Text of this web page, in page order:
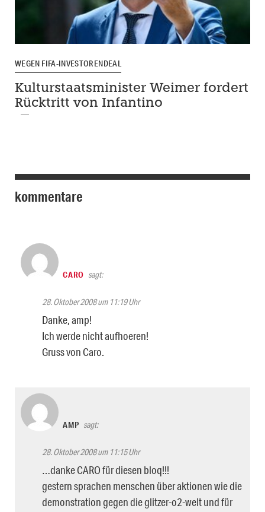
WEGEN FIFA-INVESTORENDEAL
Kulturstaatsminister Weimer fordert
Rücktritt von Infantino
kommentare
CARO sagt:
28. Oktober 2008 um 11:19 Uhr
Danke, amp!
Ich werde nicht aufhoeren!
Gruss von Caro.
AMP sagt:
28. Oktober 2008 um 11:15 Uhr
…danke CARO für diesen bloq!!!
gestern sprachen menschen über aktionen wie die
demonstration gegen die glitzer-o2-welt und für